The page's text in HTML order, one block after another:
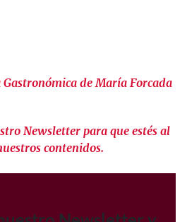
de María Forcada
Newsletter para que estés al
contenidos.